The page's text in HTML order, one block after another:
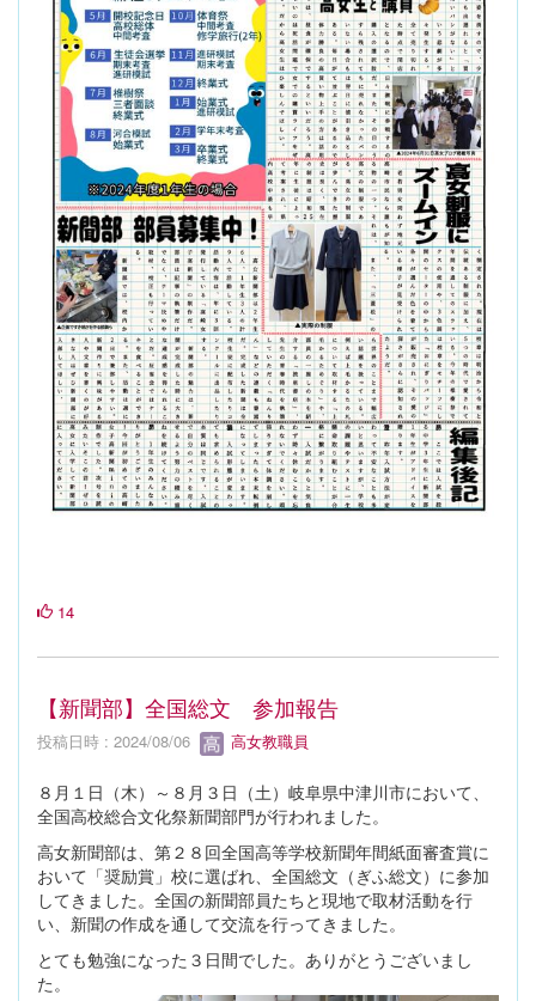
14
【新聞部】全国総文 参加報告
投稿日時 : 2024/08/06 高女教職員
８月１日（木）～８月３日（土）岐阜県中津川市において、
全国高校総合文化祭新聞部門が行われました。
高女新聞部は、第２８回全国高等学校新聞年間紙面審査賞に
おいて「奨励賞」校に選ばれ、全国総文（ぎふ総文）に参加
してきました。全国の新聞部員たちと現地で取材活動を行
い、新聞の作成を通して交流を行ってきました。
とても勉強になった３日間でした。ありがとうございまし
た。